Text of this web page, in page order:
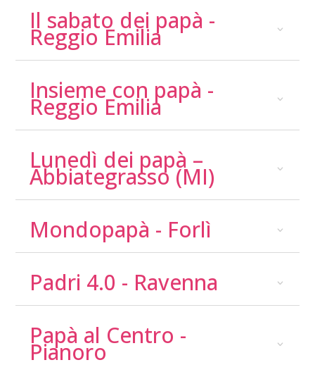
Il sabato dei papà -
Reggio Emilia
Insieme con papà -
Reggio Emilia
Lunedì dei papà –
Abbiategrasso (MI)
Mondopapà - Forlì
Padri 4.0 - Ravenna
Papà al Centro -
Pianoro